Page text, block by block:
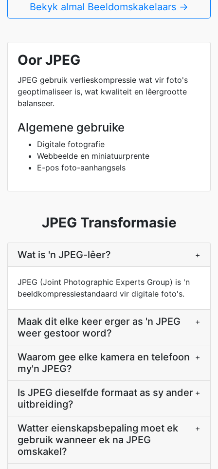
Bekyk almal Beeldomskakelaars →
Oor JPEG
JPEG gebruik verlieskompressie wat vir foto's
geoptimaliseer is, wat kwaliteit en lêergrootte
balanseer.
Algemene gebruike
Digitale fotografie
Webbeelde en miniatuurprente
E-pos foto-aanhangsels
JPEG Transformasie
Wat is 'n JPEG-lêer? +
JPEG (Joint Photographic Experts Group) is 'n
beeldkompressiestandaard vir digitale foto's.
Maak dit elke keer erger as 'n JPEG
weer gestoor word?
+
Waarom gee elke kamera en telefoon
my'n JPEG?
+
Is JPEG dieselfde formaat as sy ander
uitbreiding?
+
Watter eienskapsbepaling moet ek
gebruik wanneer ek na JPEG
omskakel?
+